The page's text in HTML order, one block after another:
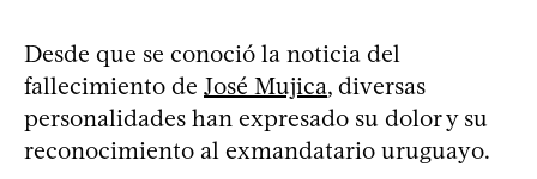
Desde que se conoció la noticia del
fallecimiento de José Mujica, diversas
personalidades han expresado su dolor y su
reconocimiento al exmandatario uruguayo.